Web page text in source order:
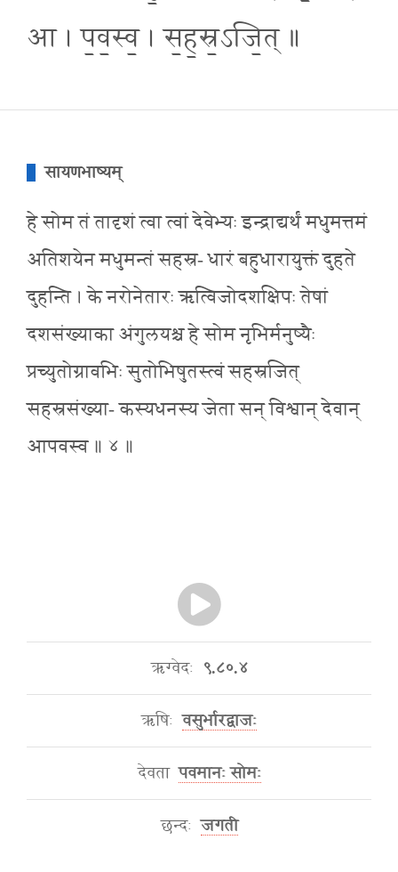
आ । प॒व॒स्व॒ । स॒ह॒स्र॒ऽजि॒त् ॥
सायणभाष्यम्
हे सोम तं तादृशं त्वा त्वां देवेभ्यः इन्द्राद्यर्थं मधुमत्तमं
अतिशयेन मधुमन्तं सहस्र- धारं बहुधारायुक्तं दुहते
दुहन्ति । के नरोनेतारः ऋत्विजोदशक्षिपः तेषां
दशसंख्याका अंगुलयश्च हे सोम नृभिर्मनुष्यैः
प्रच्युतोग्रावभिः सुतोभिषुतस्त्वं सहस्रजित्
सहस्रसंख्या- कस्यधनस्य जेता सन् विश्वान् देवान्
आपवस्व ॥ ४ ॥
ऋग्वेदः ९.८०.४
ऋषिः वसुर्भारद्वाजः
देवता पवमानः सोमः
छन्दः जगती